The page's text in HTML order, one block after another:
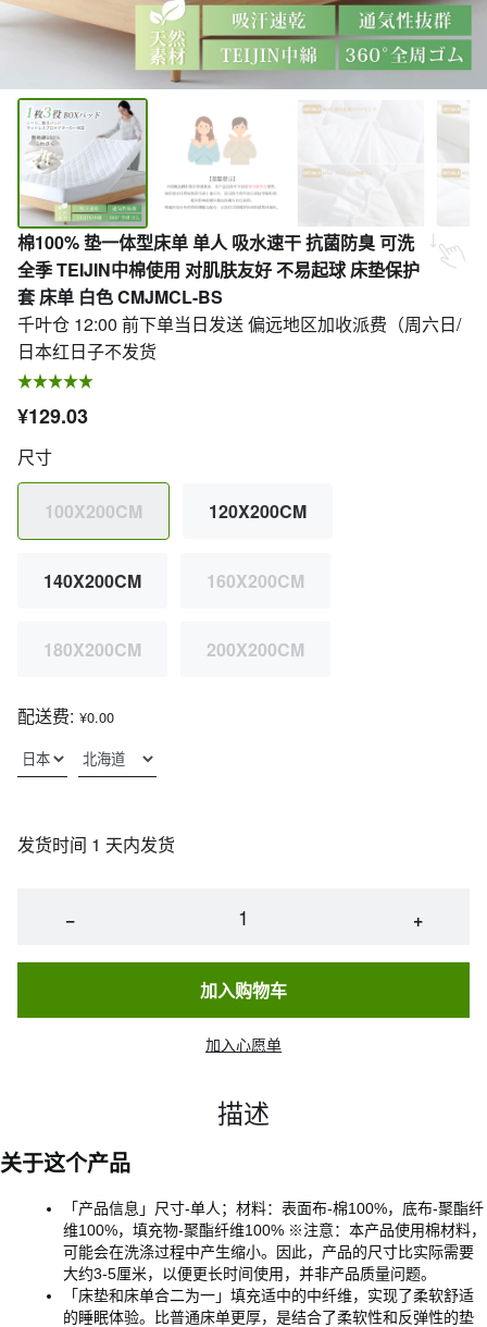
棉100% 垫一体型床单 单人 吸水速干 抗菌防臭 可洗
全季 TEIJIN中棉使用 对肌肤友好 不易起球 床垫保护
套 床单 白色 CMJMCL-BS
千叶仓 12:00 前下单当日发送 偏远地区加收派费（周六日/
日本红日子不发货
¥129.03
尺寸
100X200CM 120X200CM
140X200CM 160X200CM
180X200CM 200X200CM
配送费: ¥0.00
发货时间 1 天内发货
− +
加入购物车
加入心愿单
描述
关于这个产品
「产品信息」尺寸-单人；材料：表面布-棉100%，底布-聚酯纤
维100%，填充物-聚酯纤维100% ※注意：本产品使用棉材料，
可能会在洗涤过程中产生缩小。因此，产品的尺寸比实际需要
大约3-5厘米，以便更长时间使用，并非产品质量问题。
「床垫和床单合二为一」填充适中的中纤维，实现了柔软舒适
的睡眠体验。比普通床单更厚，是结合了柔软性和反弹性的垫